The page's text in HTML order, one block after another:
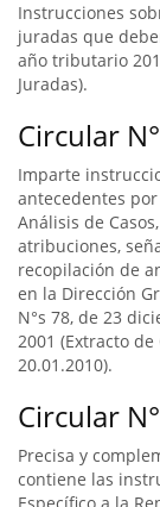
Instrucciones
juradas que
año tributario
Juradas).
Circular
Imparte
antecedentes
Análisis de
atribuciones,
recopilación de
en la Dirección
N°s 78, de 23
2001 (Extracto
20.01.2010).
Circular
Precisa y
contiene las